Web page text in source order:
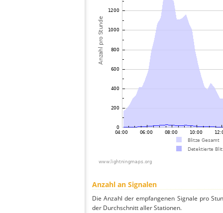
Anzahl an Signalen
Die Anzahl der empfangenen Signale pro
der Durchschnitt aller Stationen.